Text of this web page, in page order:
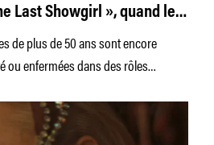
Last Showgirl », quand les
plus reprennent le pouvoir
de plus de 50 ans sont encore
ou enfermées dans des rôles